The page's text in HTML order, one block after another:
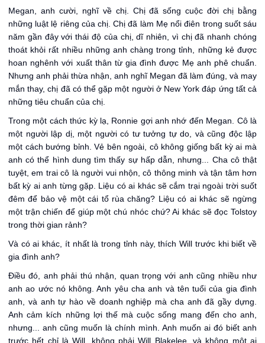
Megan, anh cười, nghĩ về chị. Chị đã sống cuộc đời chị bằng
những luật lệ riêng của chị. Chị đã làm Mẹ nổi điên trong suốt sáu
năm gần đây với thái độ của chị, dĩ nhiên, vì chị đã nhanh chóng
thoát khỏi rất nhiều những anh chàng trong tỉnh, những kẻ được
hoan nghênh với xuất thân từ gia đình được Mẹ anh phê chuẩn.
Nhưng anh phải thừa nhận, anh nghĩ Megan đã làm đúng, và may
mắn thay, chị đã có thể gặp một người ở New York đáp ứng tất cả
những tiêu chuẩn của chị.
Trong một cách thức kỳ lạ, Ronnie gợi anh nhớ đến Megan. Cô là
một người lập dị, một người có tư tưởng tự do, và cũng độc lập
một cách bướng bỉnh. Vẻ bên ngoài, cô không giống bất kỳ ai mà
anh có thể hình dung tìm thấy sự hấp dẫn, nhưng... Cha cô thật
tuyệt, em trai cô là người vui nhộn, cô thông minh và tận tâm hơn
bất kỳ ai anh từng gặp. Liệu có ai khác sẽ cắm trại ngoài trời suốt
đêm để bảo vệ một cái tổ rùa chăng? Liệu có ai khác sẽ ngừng
một trận chiến để giúp một chú nhóc chứ? Ai khác sẽ đọc Tolstoy
trong thời gian rảnh?
Và có ai khác, ít nhất là trong tỉnh này, thích Will trước khi biết về
gia đình anh?
Điều đó, anh phải thú nhận, quan trọng với anh cũng nhiều như
anh ao ước nó không. Anh yêu cha anh và tên tuổi của gia đình
anh, và anh tự hào về doanh nghiệp mà cha anh đã gầy dựng.
Anh cảm kích những lợi thế mà cuộc sống mang đến cho anh,
nhưng... anh cũng muốn là chính mình. Anh muốn ai đó biết anh
trước hết chỉ là Will, không phải Will Blakelee, và không một ai